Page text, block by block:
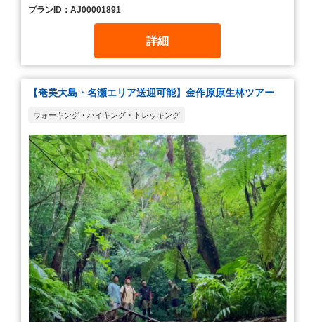
プランID：AJ00001891
詳細
【奄美大島・名瀬エリア送迎可能】金作原原生林ツアー
ウォーキング・ハイキング・トレッキング